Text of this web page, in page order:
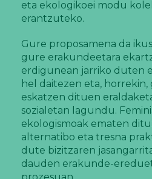
eta ekologikoei modu
erantzuteko.
Gure proposamena da
gure erakundeetara
erdigunean jarriko duten
hel daitezen eta,
eskatzen dituen
sozialetan lagundu.
ekologismoak ematen
alternatibo eta tresna
dute bizitzaren
dauden erakunde-